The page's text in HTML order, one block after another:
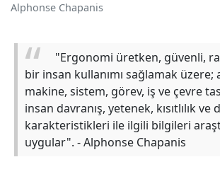
Alphonse Chapanis
"Ergonomi üretken, güvenli,
bir insan kullanımı sağlamak üzere;
makine, sistem, görev, iş ve çevre
insan davranış, yetenek, kısıtlılık ve
karakteristikleri ile ilgili bilgileri
uygular". - Alphonse Chapanis